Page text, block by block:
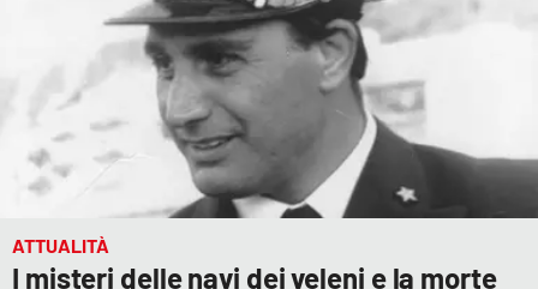
ATTUALITÀ
I misteri delle navi dei veleni e la morte